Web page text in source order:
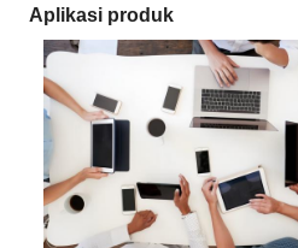
Aplikasi produk